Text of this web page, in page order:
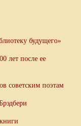
будущего»
лет после ее
советским поэтам